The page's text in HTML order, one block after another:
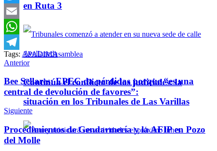
en Ruta 3
Continúa el conflicto de los judiciales: la
situación en los Tribunales de Las Varillas
Twitter
Email
WhatsApp
Telegram
Tags: APADIMAsamblea
Anterior
Bee Sellares: EPEC da pérdidas porque “es una
central de devolución de favores”:
Siguiente
Procedimientos de Gendarmería y la AFIP en Pozo
del Molle